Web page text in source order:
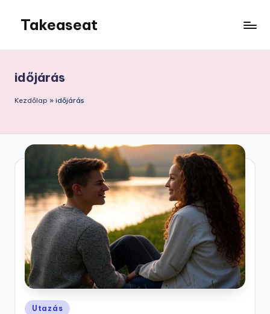
content
Takeaseat
időjárás
Kezdőlap » időjárás
Posted
Utazás